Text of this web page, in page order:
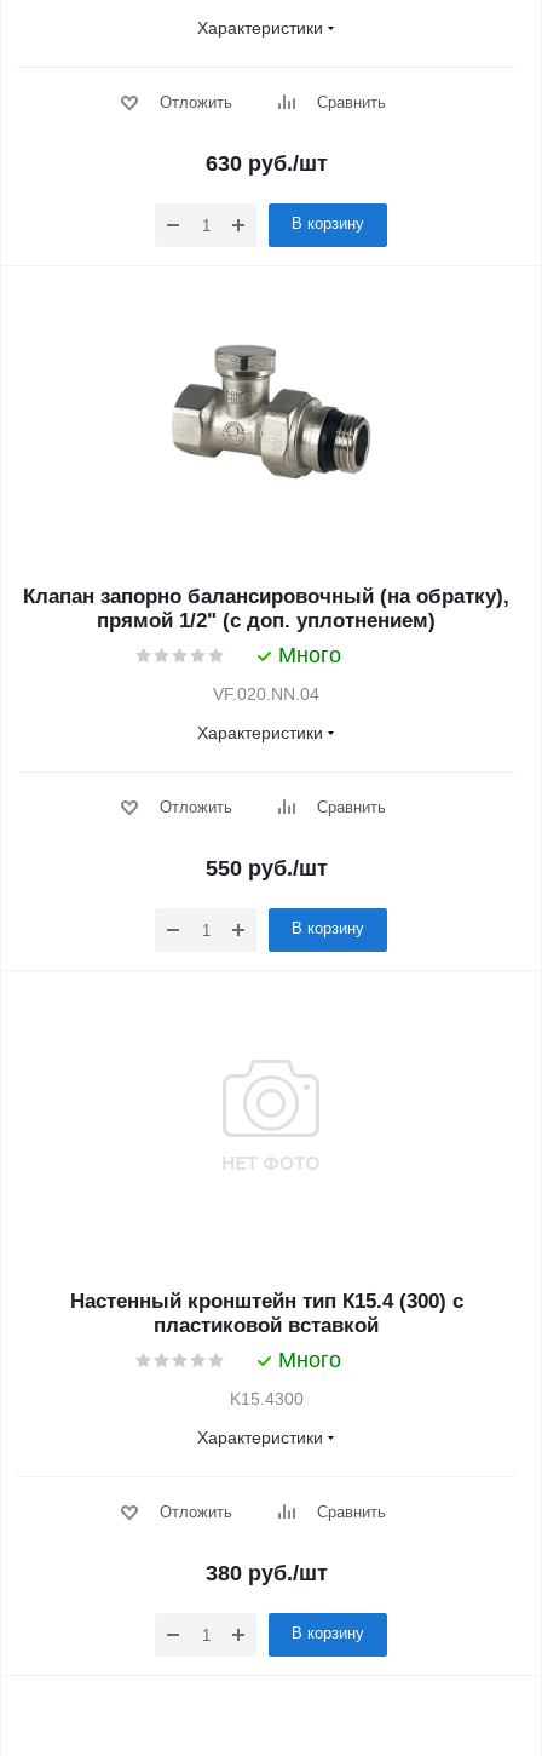
Характеристики
Отложить Сравнить
630 руб./шт
В корзину
Клапан запорно балансировочный (на обратку),
прямой 1/2" (с доп. уплотнением)
Много
VF.020.NN.04
Характеристики
Отложить Сравнить
550 руб./шт
В корзину
Настенный кронштейн тип К15.4 (300) с
пластиковой вставкой
Много
K15.4300
Характеристики
Отложить Сравнить
380 руб./шт
В корзину